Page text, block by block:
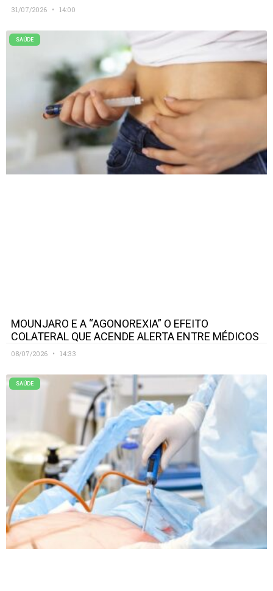
31/07/2026 14:00
SAÚDE
MOUNJARO E A “AGONOREXIA” O EFEITO
COLATERAL QUE ACENDE ALERTA ENTRE MÉDICOS
08/07/2026 14:33
SAÚDE